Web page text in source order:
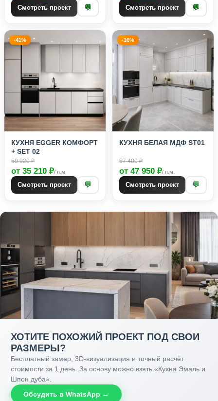
Смотреть проект 💬 Смотреть проект 💬
-41%
КУХНЯ EGGER КОМФОРТ
+ SET 02
59 920 ₽
от 35 210 ₽/ п.м.
Смотреть проект 💬
-16%
КУХНЯ БЕЛАЯ МДФ ST01
57 400 ₽
от 47 950 ₽/ п.м.
Смотреть проект 💬
ХОТИТЕ ПОХОЖИЙ ПРОЕКТ ПОД СВОИ
РАЗМЕРЫ?
Бесплатный замер, 3D-визуализация и точный расчёт
стоимости за 1 день. За основу можно взять «Кухня Эмаль и
Шпон дуба».
Обсудить в WhatsApp →